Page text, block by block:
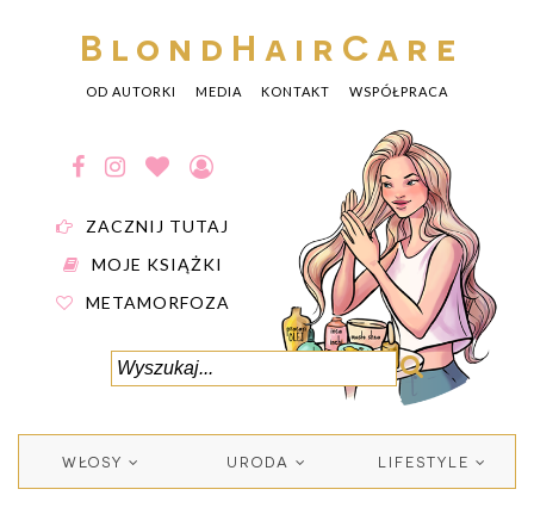
BlondHairCare
OD AUTORKI MEDIA KONTAKT WSPÓŁPRACA
ZACZNIJ TUTAJ
MOJE KSIĄŻKI
METAMORFOZA
WŁOSY URODA LIFESTYLE